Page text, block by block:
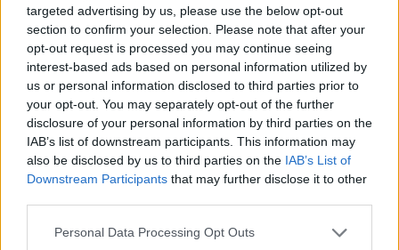
targeted advertising by us, please use the below opt-out
section to confirm your selection. Please note that after your
opt-out request is processed you may continue seeing
interest-based ads based on personal information utilized by
us or personal information disclosed to third parties prior to
your opt-out. You may separately opt-out of the further
disclosure of your personal information by third parties on the
IAB’s list of downstream participants. This information may
also be disclosed by us to third parties on the IAB’s List of
Downstream Participants that may further disclose it to other
Personal Data Processing Opt Outs
razumevanja, kaj je za vas pomembno in kaj je
potrebno črtati. Vaša koncentracija bo izjemna in z
njeno pomočjo boste dosegli preboj. Veseli boste
denarnega nakazila.
Zdravje in splošno počutje
Vaši načrti se spreminjajo v zadnjem trenutku, zato
postajate precej nemirni. Imate opravka z ljudmi, ki
bodo zahtevali vedno več. Pazite še zlasti s tistimi, s
katerimi najtežje najdete skupni jezik. Ne bojte se,